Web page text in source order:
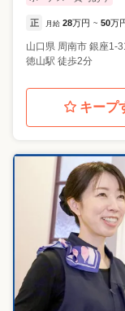
正 月給 28万円 ~ 50万
山口県 周南市 銀座1-
徳山駅 徒歩2分
キープ